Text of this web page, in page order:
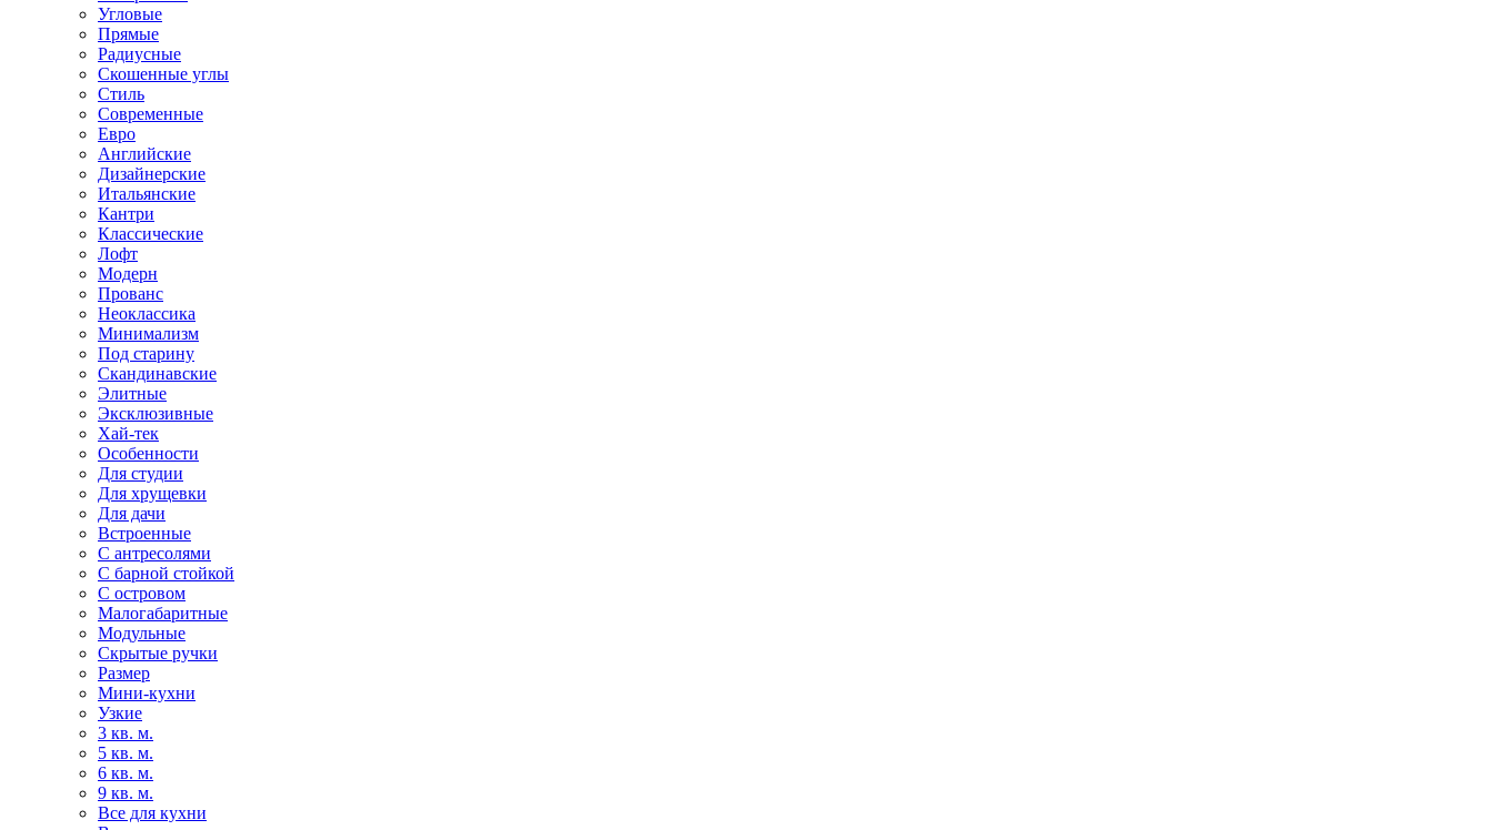
Угловые
Прямые
Радиусные
Скошенные углы
Стиль
Современные
Евро
Английские
Дизайнерские
Итальянские
Кантри
Классические
Лофт
Модерн
Прованс
Неоклассика
Минимализм
Под старину
Скандинавские
Элитные
Эксклюзивные
Хай-тек
Особенности
Для студии
Для хрущевки
Для дачи
Встроенные
С антресолями
С барной стойкой
С островом
Малогабаритные
Модульные
Скрытые ручки
Размер
Мини-кухни
Узкие
3 кв. м.
5 кв. м.
6 кв. м.
9 кв. м.
Все для кухни